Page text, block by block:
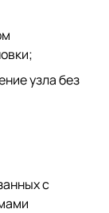
узла без
с